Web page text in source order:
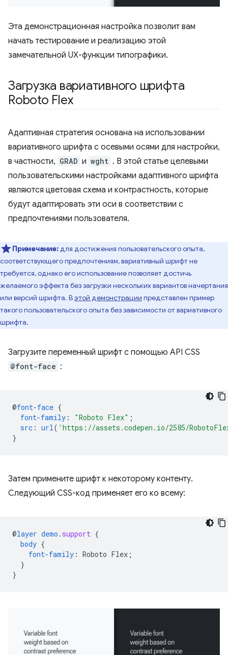
Эта демонстрационная настройка позволит вам
начать тестирование и реализацию этой
замечательной UX-функции типографики.
Загрузка вариативного шрифта
Roboto Flex
Адаптивная стратегия основана на использовании
вариативного шрифта с осевыми осями для настройки,
в частности, GRAD и wght . В этой статье целевыми
пользовательскими настройками адаптивного шрифта
являются цветовая схема и контрастность, которые
будут адаптировать эти оси в соответствии с
предпочтениями пользователя.
Примечание:для достижения пользовательского опыта,
соответствующего предпочтениям, вариативный шрифт не
требуется, однако его использование позволяет достичь
желаемого эффекта без загрузки нескольких вариантов начертания
или версий шрифта. Вэтой демонстрации представлен пример
такого пользовательского опыта без зависимости от вариативного
шрифта.
Загрузите переменный шрифт с помощью API CSS
@font-face :
@font-face {
font-family : "Roboto Flex" ;
src : url( 'https://assets.codepen.io/2585/
}
Затем примените шрифт к некоторому контенту.
Следующий CSS-код применяет его ко всему:
@layer demo . support {
body {
font-family : Roboto Flex ;
}
}